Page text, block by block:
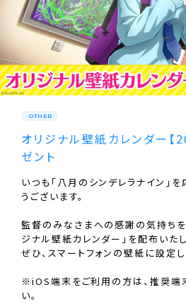
OTHER
オリジナル壁紙カレンダー【
ゼント
いつも｢八月のシンデレラナイン｣を
うございます。
監督のみなさまへの感謝の気持ちを
ジナル壁紙カレンダー｣を配布いたし
ぜひ、スマートフォンの壁紙に設定し
※iOS端末をご利用の方は、推奨端
い。